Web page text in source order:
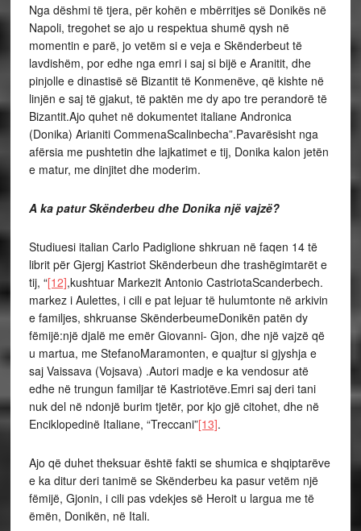
Nga dëshmi të tjera, për kohën e mbërritjes së Donikës në
Napoli, tregohet se ajo u respektua shumë qysh në
momentin e parë, jo vetëm si e veja e Skënderbeut të
lavdishëm, por edhe nga emri i saj si bijë e Aranitit, dhe
pinjolle e dinastisë së Bizantit të Konmenëve, që kishte në
linjën e saj të gjakut, të paktën me dy apo tre perandorë të
Bizantit.Ajo quhet në dokumentet italiane Andronica
(Donika) Arianiti CommenaScalinbecha”.Pavarësisht nga
afërsia me pushtetin dhe lajkatimet e tij, Donika kalon jetën
e matur, me dinjitet dhe moderim.
A ka patur Skënderbeu dhe Donika një vajzë?
Studiuesi italian Carlo Padiglione shkruan në faqen 14 të
librit për Gjergj Kastriot Skënderbeun dhe trashëgimtarët e
tij, “[12],kushtuar Markezit Antonio CastriotaScanderbech.
markez i Aulettes, i cili e pat lejuar të hulumtonte në arkivin
e familjes, shkruanse SkënderbeumeDonikën patën dy
fëmijë:një djalë me emër Giovanni- Gjon, dhe një vajzë që
u martua, me StefanoMaramonten, e quajtur si gjyshja e
saj Vaissava (Vojsava) .Autori madje e ka vendosur atë
edhe në trungun familjar të Kastriotëve.Emri saj deri tani
nuk del në ndonjë burim tjetër, por kjo gjë citohet, dhe në
Enciklopedinë Italiane, “Treccani”[13].
Ajo që duhet theksuar është fakti se shumica e shqiptarëve
e ka ditur deri tanimë se Skënderbeu ka pasur vetëm një
fëmijë, Gjonin, i cili pas vdekjes së Heroit u largua me të
ëmën, Donikën, në Itali.